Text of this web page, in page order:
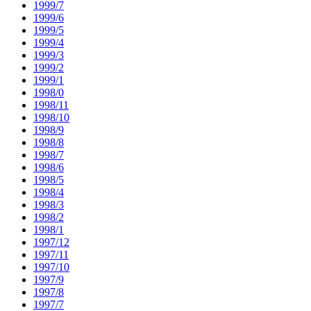
1999/7
1999/6
1999/5
1999/4
1999/3
1999/2
1999/1
1998/0
1998/11
1998/10
1998/9
1998/8
1998/7
1998/6
1998/5
1998/4
1998/3
1998/2
1998/1
1997/12
1997/11
1997/10
1997/9
1997/8
1997/7